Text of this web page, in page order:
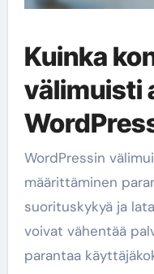
Kuinka
välimuisti
WordPressin
määrittäminen
suorituskykyä ja
voivat vähentää
parantaa